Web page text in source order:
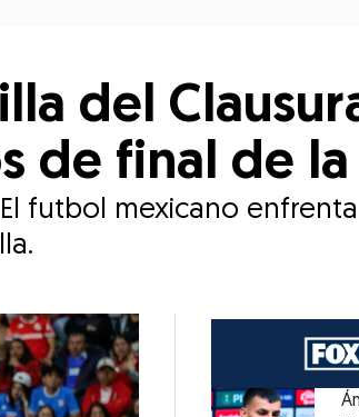
del
de final de la
futbol mexicano